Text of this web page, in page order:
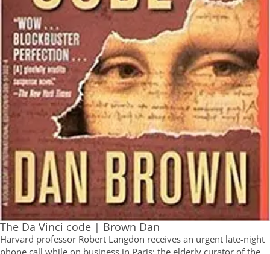
The Da Vinci code | Brown Dan
Harvard professor Robert Langdon receives an urgent late-night
phone call while on business in Paris: the elderly curator of the